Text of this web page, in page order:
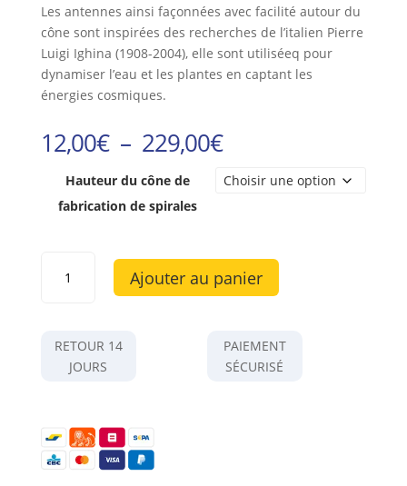
Les antennes ainsi façonnées avec facilité autour du
cône sont inspirées des recherches de l’italien Pierre
Luigi Ighina (1908-2004), elle sont utiliséeq pour
dynamiser l’eau et les plantes en captant les
énergies cosmiques.
12,00€ – 229,00€Plage
de
prix :
Hauteur du cône de
fabrication de spirales
fabrication
5-
7-
Ajouter au panier
RETOUR 14
JOURS
PAIEMENT
SÉCURISÉ